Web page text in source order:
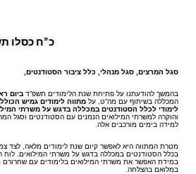
‏כ”ח כסלו תשפ”ד, 11
סגל המרצים סגל מנהלי, כלל ציבור הסטודנטים,
בהמשך להודעתנו על פתיחת שנת הלימודים תשפ”ד ביום ראשון
המכללה בשיתוף עם מה”ט, על מתווה לימודים גמיש
לימודי לכלל הסטודנטים במכללה בדגש על משרתי
והוקרה למשרתי המילואים הנמנים עם הסטודנטים וסגל
למידה בימים מורכבים אלה.
מטרת המתווה היא לאפשר קיום שנת לימודים מלאה, לצד
בכלל הסטודנטים במכללה בדגש על משרתי המילואים. לוח
במידת האפשר את משרתי המילואים בלימודים עם שחרורם
במלואם בהצלחה.